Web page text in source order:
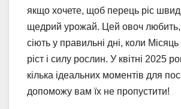
якщо хочете, щоб перець ріс
щедрий урожай. Цей овоч любить,
сіють у правильні дні, коли
ріст і силу рослин. У квітні 2025
кілька ідеальних моментів для
допоможу вам їх не пропустити!